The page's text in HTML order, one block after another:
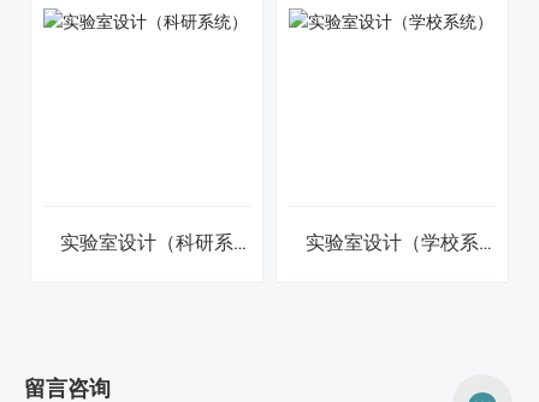
实验室设计（科研系
实验室设计（学校系
留言咨询